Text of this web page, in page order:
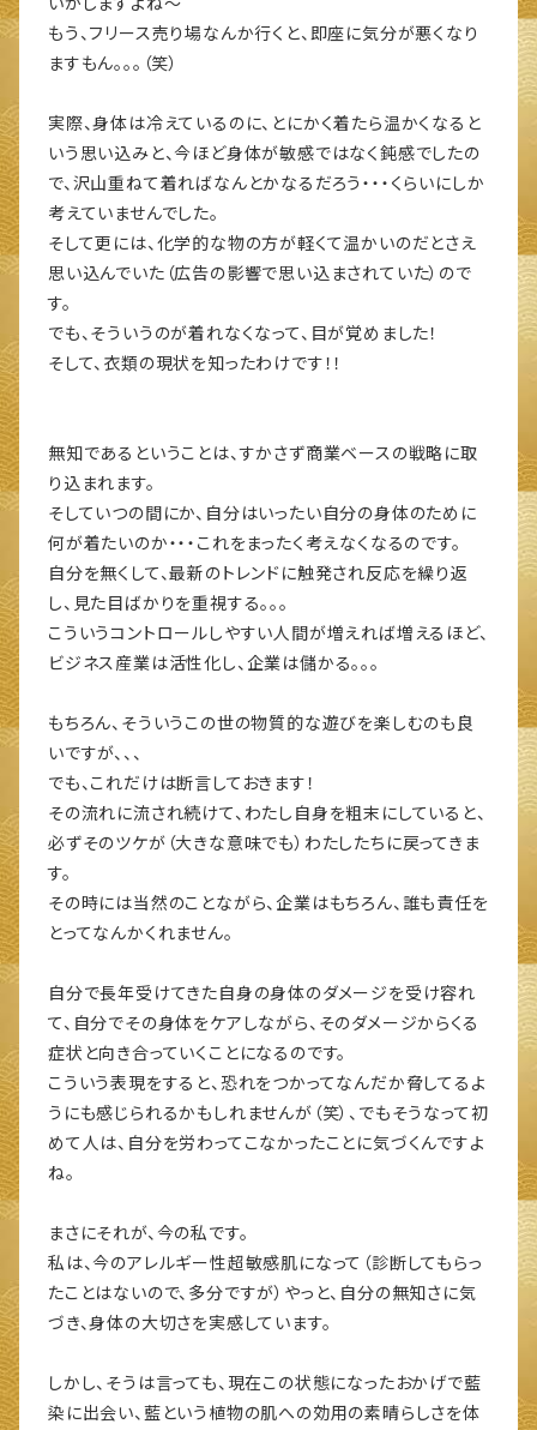
もう、フリース売り場なんか行くと、即座に気分が悪くなり
ますもん。。。（笑）
実際、身体は冷えているのに、とにかく着たら温かくなると
いう思い込みと、今ほど身体が敏感ではなく鈍感でしたの
で、沢山重ねて着ればなんとかなるだろう・・・くらいにしか
考えていませんでした。
そして更には、化学的な物の方が軽くて温かいのだとさえ
思い込んでいた（広告の影響で思い込まされていた）ので
す。
でも、そういうのが着れなくなって、目が覚めました！
そして、衣類の現状を知ったわけです！！
無知であるということは、すかさず商業ベースの戦略に取
り込まれます。
そしていつの間にか、自分はいったい自分の身体のために
何が着たいのか・・・これをまったく考えなくなるのです。
自分を無くして、最新のトレンドに触発され反応を繰り返
し、見た目ばかりを重視する。。。
こういうコントロールしやすい人間が増えれば増えるほど、
ビジネス産業は活性化し、企業は儲かる。。。
もちろん、そういうこの世の物質的な遊びを楽しむのも良
いですが、、、
でも、これだけは断言しておきます！
その流れに流され続けて、わたし自身を粗末にしていると、
必ずそのツケが（大きな意味でも）わたしたちに戻ってきま
す。
その時には当然のことながら、企業はもちろん、誰も責任を
とってなんかくれません。
自分で長年受けてきた自身の身体のダメージを受け容れ
て、自分でその身体をケアしながら、そのダメージからくる
症状と向き合っていくことになるのです。
こういう表現をすると、恐れをつかってなんだか脅してるよ
うにも感じられるかもしれませんが（笑）、でもそうなって初
めて人は、自分を労わってこなかったことに気づくんですよ
ね。
まさにそれが、今の私です。
私は、今のアレルギー性超敏感肌になって（診断してもらっ
たことはないので、多分ですが）やっと、自分の無知さに気
づき、身体の大切さを実感しています。
しかし、そうは言っても、現在この状態になったおかげで藍
染に出会い、藍という植物の肌への効用の素晴らしさを体